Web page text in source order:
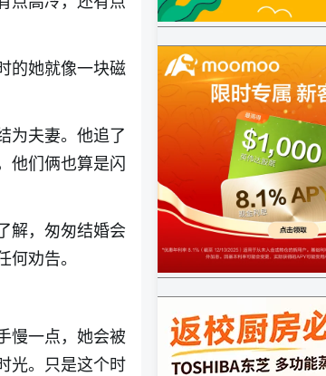
的她就像一块磁
为夫妻。他追了
他们俩也算是闪
解，匆匆结婚会
劝告。
慢一点，她会被
光。只是这个时